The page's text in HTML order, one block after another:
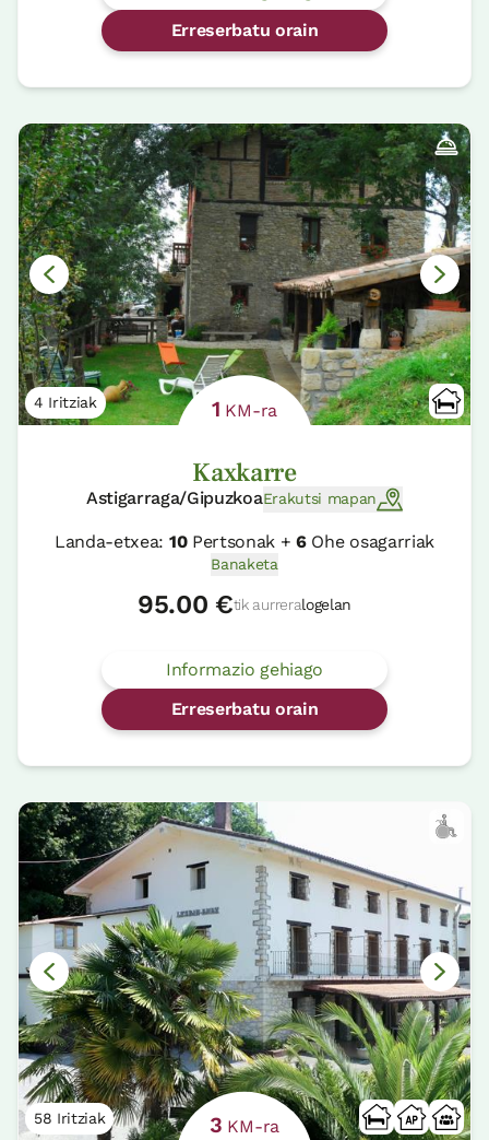
Erreserbatu orain
4 Iritziak 1 KM-ra
Kaxkarre
Astigarraga/GipuzkoaErakutsi mapan
Landa-etxea: 10Pertsonak +6Ohe osagarriak
Banaketa
95.00 €tik aurreralogelan
Informazio gehiago
Erreserbatu orain
58 Iritziak 3 KM-ra